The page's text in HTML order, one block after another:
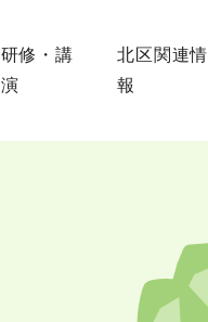
研修・講
演
北区関連情
報